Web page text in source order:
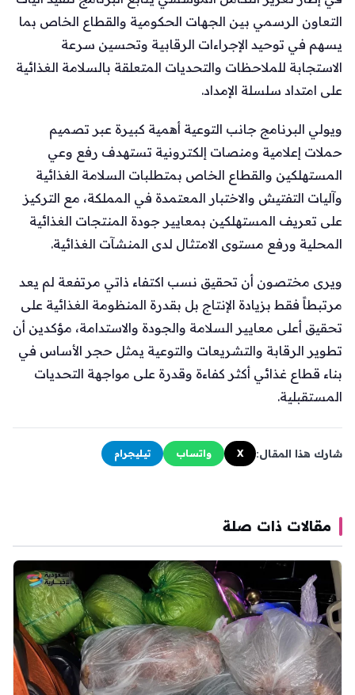
التعاون الرسمي بين الجهات الحكومية والقطاع الخاص بما
يسهم في توحيد الإجراءات الرقابية وتحسين سرعة
الاستجابة للملاحظات والتحديات المتعلقة بالسلامة الغذائية
على امتداد سلسلة الإمداد.
ويولي البرنامج جانب التوعية أهمية كبيرة عبر تصميم
حملات إعلامية ومنصات إلكترونية تستهدف رفع وعي
المستهلكين والقطاع الخاص بمتطلبات السلامة الغذائية
وآليات التفتيش والاختبار المعتمدة في المملكة، مع التركيز
على تعريف المستهلكين بمعايير جودة المنتجات الغذائية
المحلية ورفع مستوى الامتثال لدى المنشآت الغذائية.
ويرى مختصون أن تحقيق نسب اكتفاء ذاتي مرتفعة لم يعد
مرتبطاً فقط بزيادة الإنتاج بل بقدرة المنظومة الغذائية على
تحقيق أعلى معايير السلامة والجودة والاستدامة، مؤكدين أن
تطوير الرقابة والتشريعات والتوعية يمثل حجر الأساس في
بناء قطاع غذائي أكثر كفاءة وقدرة على مواجهة التحديات
المستقبلية.
شارك هذا المقال: X واتساب تيليجرام
مقالات ذات صلة